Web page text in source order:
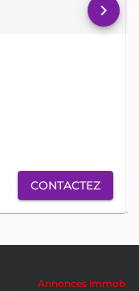
CONTACTEZ
keyboard_arrow_right
Annonces